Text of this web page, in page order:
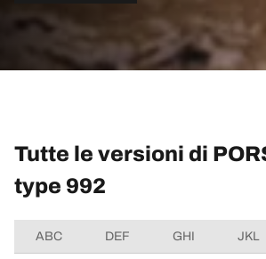
Tutte le versioni di
type 992
ABC DEF GHI JKL